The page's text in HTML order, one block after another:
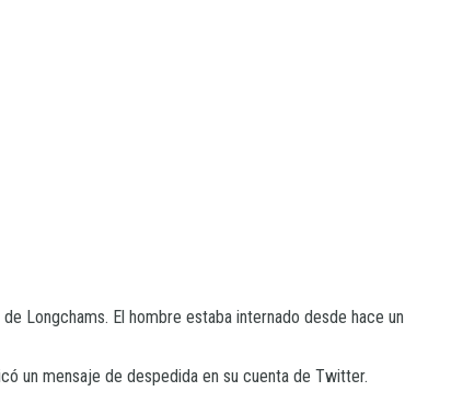
Longchams. El hombre estaba internado desde hace un
un mensaje de despedida en su cuenta de Twitter.